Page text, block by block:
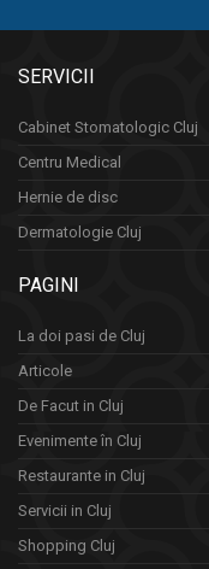
SERVICII
Cabinet Stomatologic Cluj
Centru Medical
Hernie de disc
Dermatologie Cluj
PAGINI
La doi pasi de Cluj
Articole
De Facut in Cluj
Evenimente în Cluj
Restaurante in Cluj
Servicii in Cluj
Shopping Cluj